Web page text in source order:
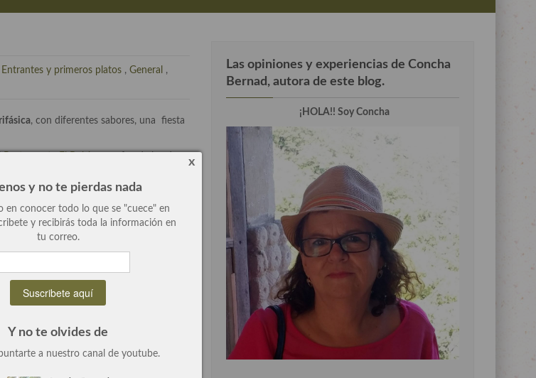
Entrantes y primeros platos , General
,
, con diferentes sabores, una fiesta
y Diego, soy una rendida admiradora
utilizado ni aguacate ni langostinos el
causa limeña
Las opiniones y experiencias de Concha
Bernad, autora de este blog.
¡HOLA!! Soy Concha
x
y no te pierdas nada
en conocer todo lo que se "cuece" en
y recibirás toda la información en
tu correo.
Y no te olvides de
a nuestro canal de youtube.